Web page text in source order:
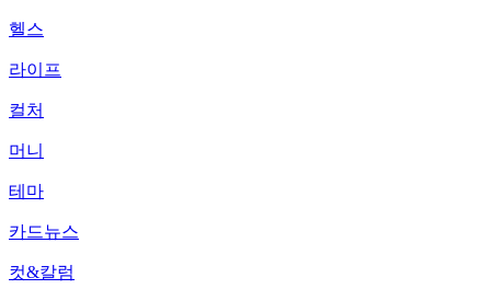
헬스
라이프
컬처
머니
테마
카드뉴스
컷&칼럼